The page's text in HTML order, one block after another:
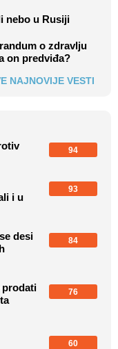
nebo u Rusiji
o zdravlju
on predviđa?
NAJNOVIJE VESTI
94
i u
93
desi
84
prodati
76
60